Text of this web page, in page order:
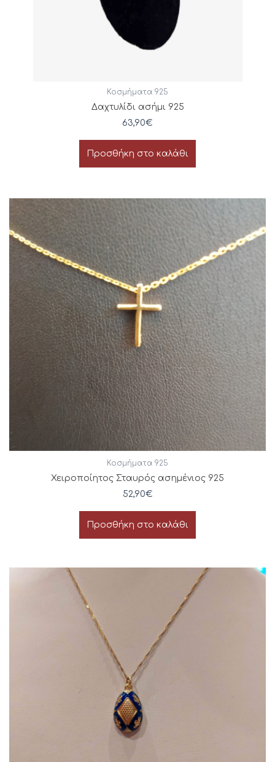
Κοσμήματα 925
Δαχτυλίδι ασήμι 925
63,90€
Προσθήκη στο καλάθι
Κοσμήματα 925
Χειροποίητος Σταυρός ασημένιος 925
52,90€
Προσθήκη στο καλάθι